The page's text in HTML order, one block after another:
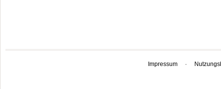
Impressum ·